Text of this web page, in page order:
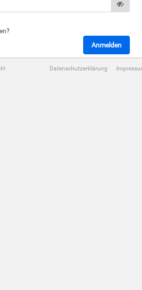
Datenschutzerklärung